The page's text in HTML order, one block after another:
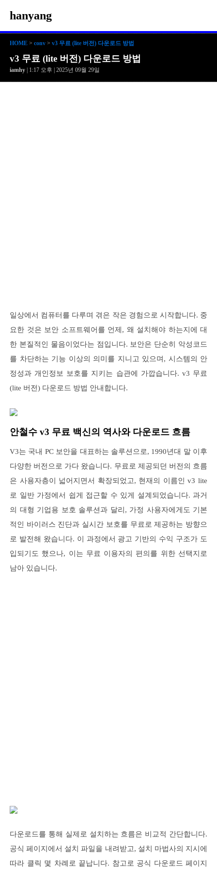
hanyang
HOME > conv > v3 무료 (lite 버전) 다운로드 방법
v3 무료 (lite 버전) 다운로드 방법
iamhy | 1:17 오후 | 2025년 09월 29일
일상에서 컴퓨터를 다루며 겪은 작은 경험으로 시작합니다. 중
요한 것은 보안 소프트웨어를 언제, 왜 설치해야 하는지에 대
한 본질적인 물음이었다는 점입니다. 보안은 단순히 악성코드
를 차단하는 기능 이상의 의미를 지니고 있으며, 시스템의 안
정성과 개인정보 보호를 지키는 습관에 가깝습니다. v3 무료
(lite 버전) 다운로드 방법 안내합니다.
안철수 v3 무료 백신의 역사와 다운로드 흐름
V3는 국내 PC 보안을 대표하는 솔루션으로, 1990년대 말 이후
다양한 버전으로 가다 왔습니다. 무료로 제공되던 버전의 흐름
은 사용자층이 넓어지면서 확장되었고, 현재의 이름인 v3 lite
로 일반 가정에서 쉽게 접근할 수 있게 설계되었습니다. 과거
의 대형 기업용 보호 솔루션과 달리, 가정 사용자에게도 기본
적인 바이러스 진단과 실시간 보호를 무료로 제공하는 방향으
로 발전해 왔습니다. 이 과정에서 광고 기반의 수익 구조가 도
입되기도 했으나, 이는 무료 이용자의 편의를 위한 선택지로
남아 있습니다.
다운로드를 통해 실제로 설치하는 흐름은 비교적 간단합니다.
공식 페이지에서 설치 파일을 내려받고, 설치 마법사의 지시에
따라 클릭 몇 차례로 끝납니다. 참고로 공식 다운로드 페이지